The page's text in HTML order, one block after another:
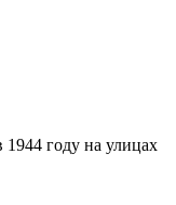
1944 году на улицах